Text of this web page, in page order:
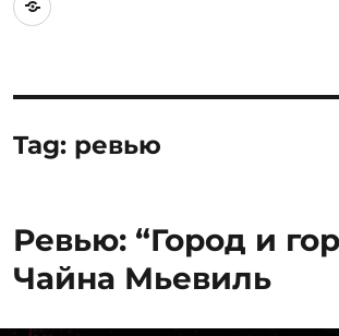
Tag: ревью
Ревью: “Город и
Чайна Мьевиль